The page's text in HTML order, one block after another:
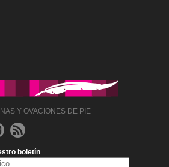
Y OVACIONES DE PIE
boletín